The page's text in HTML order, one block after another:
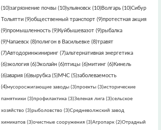
(10)загрязнение почвы (10)ульяновск (10)Волгарь (10)Сибур
Тольятти (9)общественный транспорт (9)протестная акция
(9)промышленность (9)Куйбышевазот (9)рыбалка
(9)Чапаевск (8)полигон в Васильевке (8)травят
(7)Автодоринжиниринг (7)альтернативная энергетика
(6)экология (6)Эколайн (6)птицы (6)митинг (6)Кинель
(6)авария (6)вырубка (5)МЧС (5)заболеваемость
(4)мусоросжигающие заводы (3)проекты (3)исторические
памятники (3)профилактика (3)Зеленая лига (3)сельское
хозяйство (3)рыболовство (3)Средневолжский завод
химикатов (3)очистные сооружения (3)Агропарк (2)Отрадный